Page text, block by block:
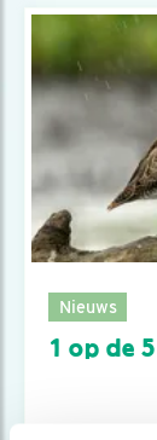
Nieuws
1 op de